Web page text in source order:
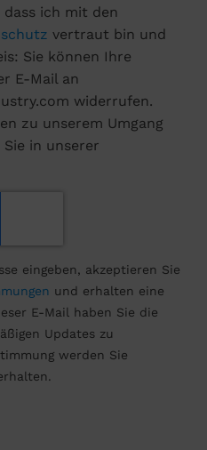
ich mit den
vertraut bin und
Sie können Ihre
E-Mail an
widerrufen.
zu unserem Umgang
in unserer
eingeben, akzeptieren Sie
und erhalten eine
E-Mail haben Sie die
Updates zu
werden Sie